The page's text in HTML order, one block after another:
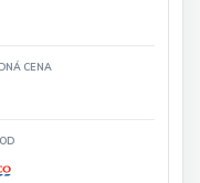
CENA